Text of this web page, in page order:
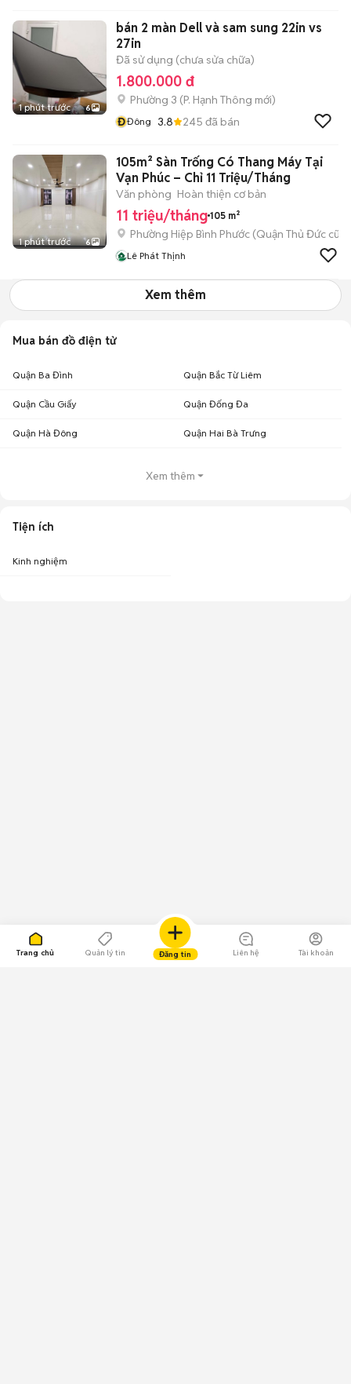
Trang chủ Quản lý tin Đăng tin Liên hệ Tài khoản
1 phút trước 6
bán 2 màn Dell và sam sung 22in vs
27in
Đã sử dụng (chưa sửa chữa)
1.800.000 đ
Phường 3 (P. Hạnh Thông mới)
ĐĐông 3.8 245 đã bán
1 phút trước 6
105m² Sàn Trống Có Thang Máy Tại
Vạn Phúc – Chỉ 11 Triệu/Tháng
Văn phòng Hoàn thiện cơ bản
11 triệu/tháng 105 m²
Phường Hiệp Bình Phước (Quận Thủ Đức cũ)
Lê Phát Thịnh
Xem thêm
Mua bán đồ điện tử
Quận Ba Đình Quận Bắc Từ Liêm
Quận Cầu Giấy Quận Đống Đa
Quận Hà Đông Quận Hai Bà Trưng
Xem thêm
Tiện ích
Kinh nghiệm